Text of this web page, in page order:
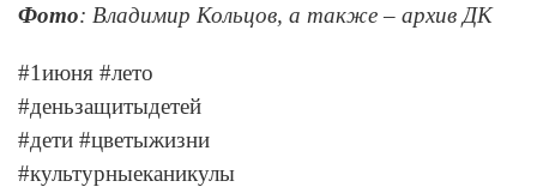
Фото: Владимир Кольцов, а также – архив ДК
#1июня #лето
#деньзащитыдетей
#дети #цветыжизни
#культурныеканикулы